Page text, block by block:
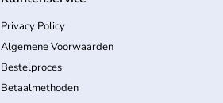
Privacy Policy
Algemene Voorwaarden
Bestelproces
Betaalmethoden